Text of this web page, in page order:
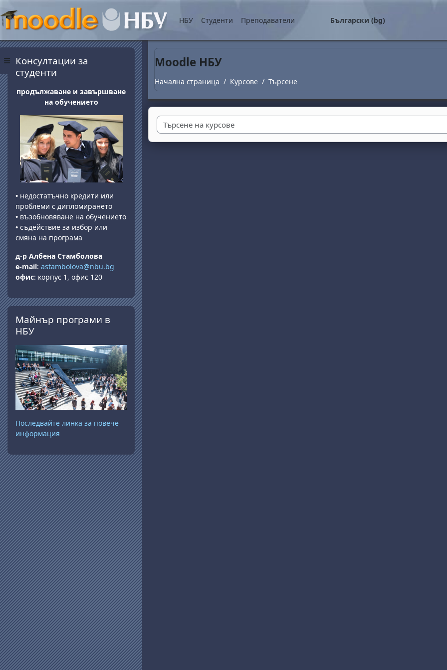
Прескочи на основното съдържание
Страничен панел
НБУ Студенти Преподаватели Български ‎(bg)‎
Moodle НБУ
Начална страница Курсове Търсене
Блокове
Консултации за
студенти
продължаване и завършване
на обучението
• недостатъчно кредити или
проблеми с дипломирането
• възобновяване на обучението
• съдействие за избор или
смяна на програма
д-р Албена Стамболова
e-mail: astambolova@nbu.bg
офис: корпус 1, офис 120
Прескочи Майнър програми в НБУ
Майнър програми в
НБУ
Последвайте линка за повече
информация